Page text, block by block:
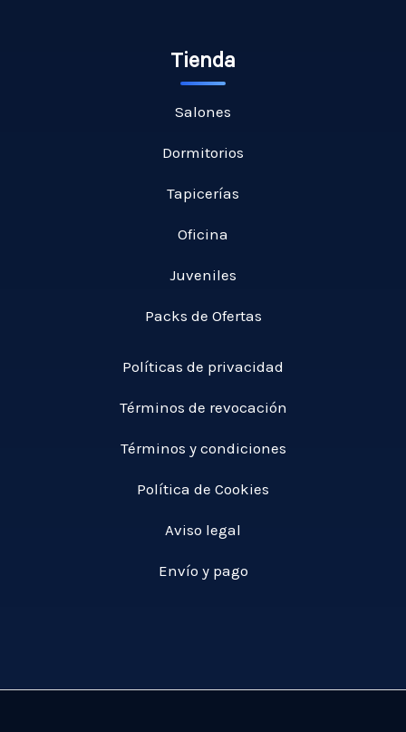
Tienda
Salones
Dormitorios
Tapicerías
Oficina
Juveniles
Packs de Ofertas
Políticas de privacidad
Términos de revocación
Términos y condiciones
Política de Cookies
Aviso legal
Envío y pago